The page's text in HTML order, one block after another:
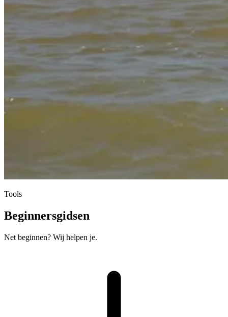
Tools
Beginnersgidsen
Net beginnen? Wij helpen je.